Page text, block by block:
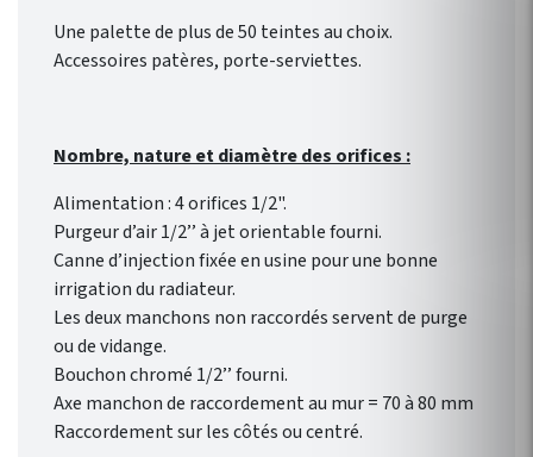
Une palette de plus de 50 teintes au choix.
Accessoires patères, porte-serviettes.
Nombre, nature et diamètre des orifices :
Alimentation : 4 orifices 1/2".
Purgeur d’air 1/2’’ à jet orientable fourni.
Canne d’injection fixée en usine pour une bonne
irrigation du radiateur.
Les deux manchons non raccordés servent de purge
ou de vidange.
Bouchon chromé 1/2’’ fourni.
Axe manchon de raccordement au mur = 70 à 80 mm
Raccordement sur les côtés ou centré.